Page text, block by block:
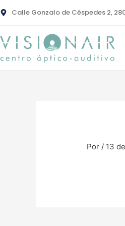
al
Calle Gonzalo de Céspedes 2,
Por / 13